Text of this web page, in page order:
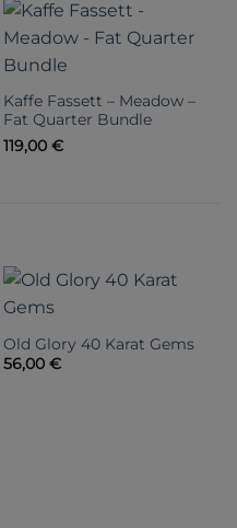
Kaffe Fassett – Meadow –
Fat Quarter Bundle
119,00 €
Old Glory 40 Karat Gems
56,00 €